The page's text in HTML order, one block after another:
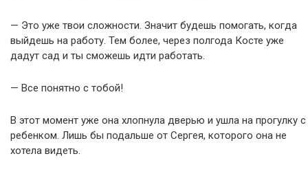
— Это уже твои сложности. Значит будешь помогать, когда
выйдешь на работу. Тем более, через полгода Косте уже
дадут сад и ты сможешь идти работать.
— Все понятно с тобой!
В этот момент уже она хлопнула дверью и ушла на прогулку с
ребенком. Лишь бы подальше от Сергея, которого она не
хотела видеть.